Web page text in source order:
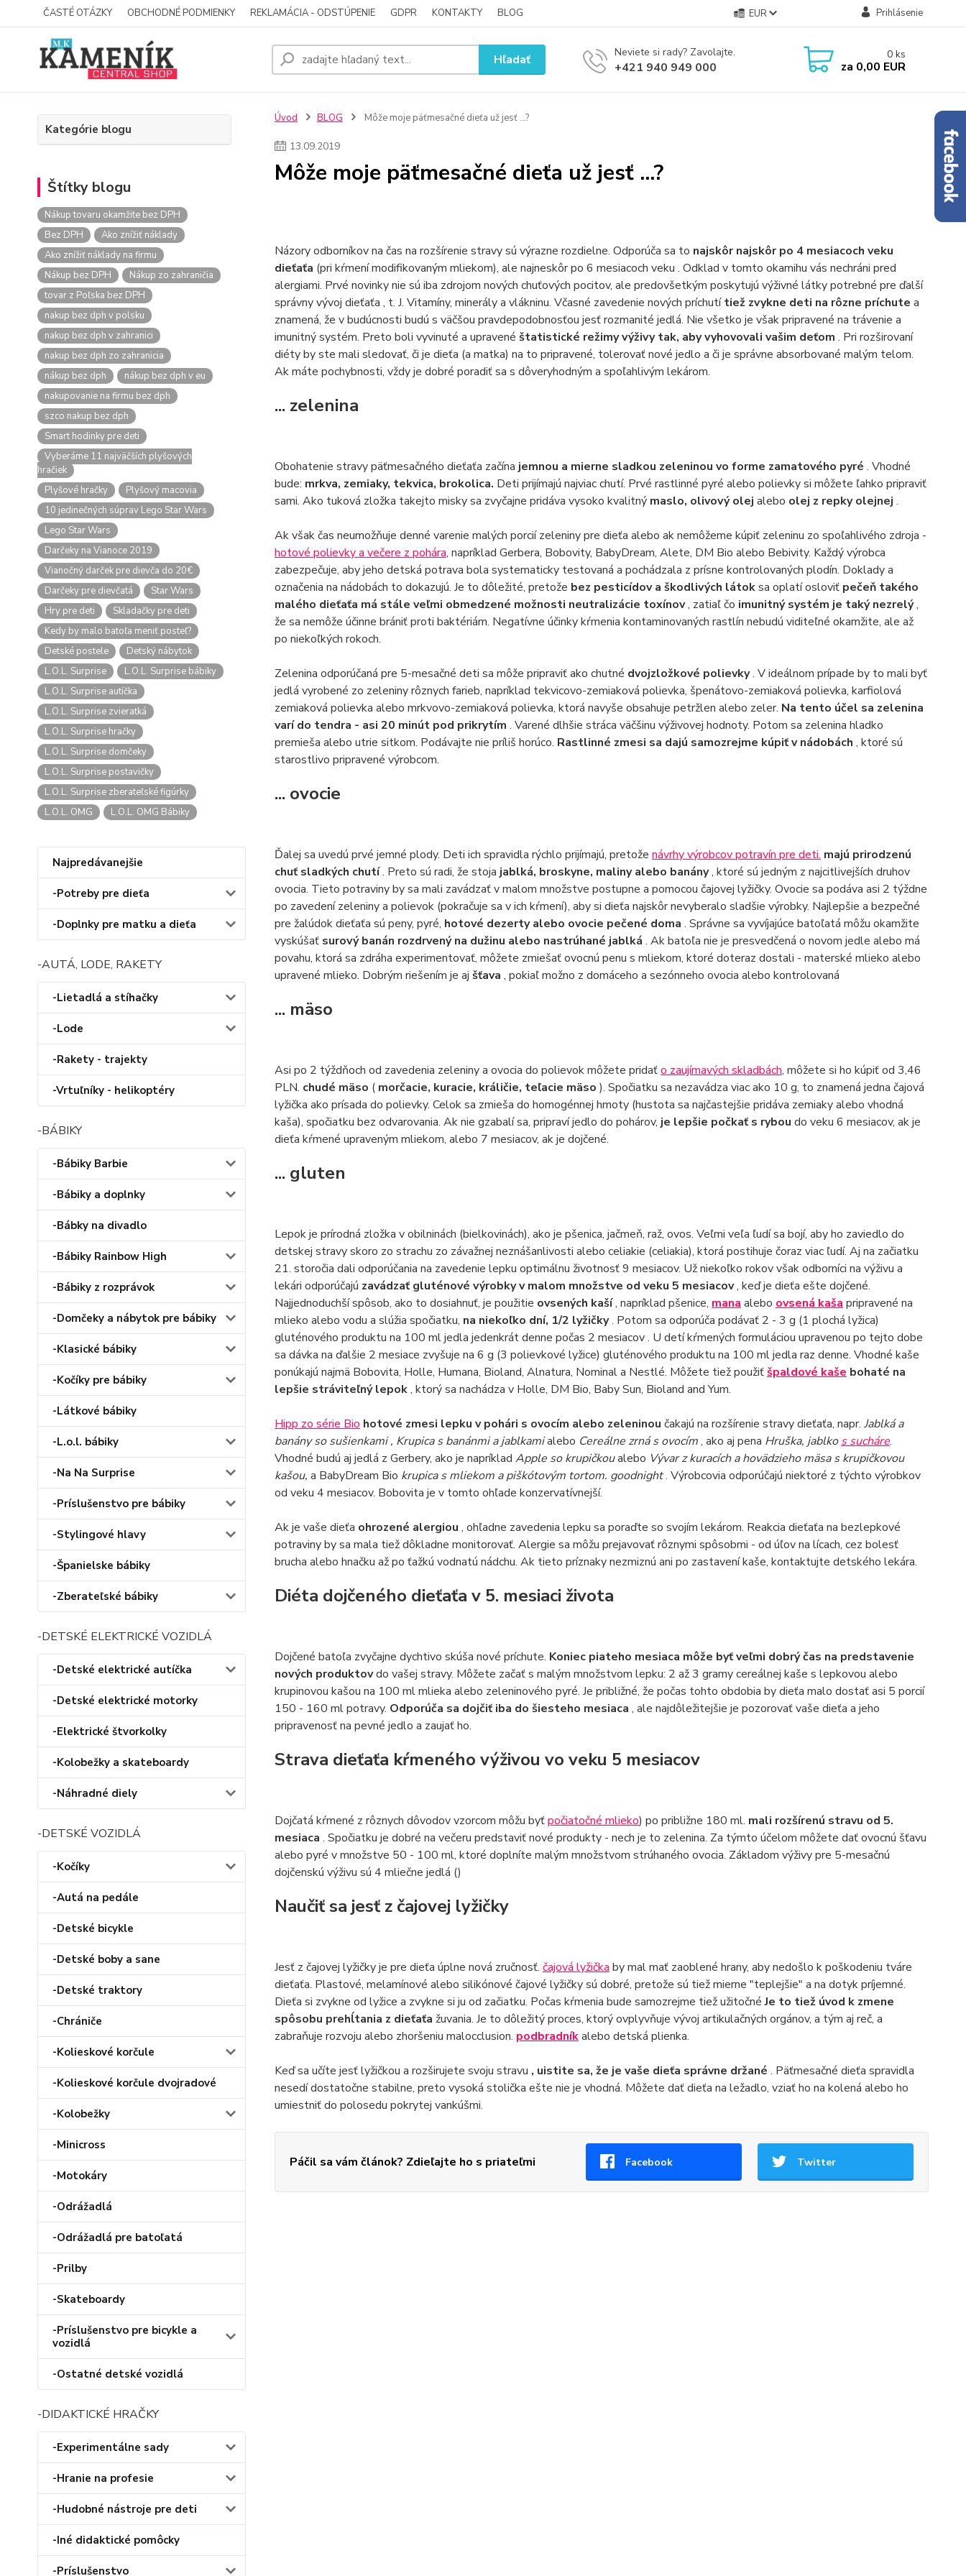
ČASTÉ OTÁZKY OBCHODNÉ PODMIENKY REKLAMÁCIA - ODSTÚPENIE GDPR KONTAKTY BLOG EUR Prihlásenie
Hľadať Neviete si rady? Zavolajte.
+421 940 949 000
0 ks
za 0,00 EUR
Kategórie blogu
Štítky blogu
Nákup tovaru okamžite bez DPH
Bez DPH
Ako znížiť náklady
Ako znížiť náklady na firmu
Nákup bez DPH
Nákup zo zahraničia
tovar z Poľska bez DPH
nakup bez dph v polsku
nakup bez dph v zahranici
nakup bez dph zo zahranicia
nákup bez dph
nákup bez dph v eu
nakupovanie na firmu bez dph
szco nakup bez dph
Smart hodinky pre deti
Vyberáme 11 najväčších plyšových
hračiek
Plyšové hračky
Plyšový macovia
10 jedinečných súprav Lego Star Wars
Lego Star Wars
Darčeky na Vianoce 2019
Vianočný darček pre dievča do 20€
Darčeky pre dievčatá
Star Wars
Hry pre deti
Skladačky pre deti
Kedy by malo batoľa meniť posteľ?
Detské postele
Detský nábytok
L.O.L. Surprise
L.O.L. Surprise bábiky
L.O.L. Surprise autíčka
L.O.L. Surprise zvieratká
L.O.L. Surprise hračky
L.O.L. Surprise domčeky
L.O.L. Surprise postavičky
L.O.L. Surprise zberateľské figúrky
L.O.L. OMG
L.O.L. OMG Bábiky
Najpredávanejšie
-Potreby pre dieťa
-Doplnky pre matku a dieťa
-AUTÁ, LODE, RAKETY
-Lietadlá a stíhačky
-Lode
-Rakety - trajekty
-Vrtuľníky - helikoptéry
-BÁBIKY
-Bábiky Barbie
-Bábiky a doplnky
-Bábky na divadlo
-Bábiky Rainbow High
-Bábiky z rozprávok
-Domčeky a nábytok pre bábiky
-Klasické bábiky
-Kočíky pre bábiky
-Látkové bábiky
-L.o.l. bábiky
-Na Na Surprise
-Príslušenstvo pre bábiky
-Stylingové hlavy
-Španielske bábiky
-Zberateľské bábiky
-DETSKÉ ELEKTRICKÉ VOZIDLÁ
-Detské elektrické autíčka
-Detské elektrické motorky
-Elektrické štvorkolky
-Kolobežky a skateboardy
-Náhradné diely
-DETSKÉ VOZIDLÁ
-Kočíky
-Autá na pedále
-Detské bicykle
-Detské boby a sane
-Detské traktory
-Chrániče
-Kolieskové korčule
-Kolieskové korčule dvojradové
-Kolobežky
-Minicross
-Motokáry
-Odrážadlá
-Odrážadlá pre batoľatá
-Prilby
-Skateboardy
-Príslušenstvo pre bicykle a
vozidlá
-Ostatné detské vozidlá
-DIDAKTICKÉ HRAČKY
-Experimentálne sady
-Hranie na profesie
-Hudobné nástroje pre deti
-Iné didaktické pomôcky
-Príslušenstvo
Úvod BLOG Môže moje päťmesačné dieťa už jesť ...?
13.09.2019
Môže moje päťmesačné dieťa už jesť ...?
Názory odborníkov na čas na rozšírenie stravy sú výrazne rozdielne. Odporúča sa to najskôr najskôr po 4 mesiacoch veku
dieťaťa (pri kŕmení modifikovaným mliekom), ale najneskôr po 6 mesiacoch veku . Odklad v tomto okamihu vás nechráni pred
alergiami. Prvé novinky nie sú iba zdrojom nových chuťových pocitov, ale predovšetkým poskytujú výživné látky potrebné pre ďalší
správny vývoj dieťaťa , t. J. Vitamíny, minerály a vlákninu. Včasné zavedenie nových príchutítiež zvykne deti na rôzne príchute a
znamená, že v budúcnosti budú s väčšou pravdepodobnosťou jesť rozmanité jedlá. Nie všetko je však pripravené na trávenie a
imunitný systém. Preto boli vyvinuté a upravené štatistické režimy výživy tak, aby vyhovovali vašim deťom . Pri rozširovaní
diéty by ste mali sledovať, či je dieťa (a matka) na to pripravené, tolerovať nové jedlo a či je správne absorbované malým telom.
Ak máte pochybnosti, vždy je dobré poradiť sa s dôveryhodným a spoľahlivým lekárom.
... zelenina
Obohatenie stravy päťmesačného dieťaťa začína jemnou a mierne sladkou zeleninou vo forme zamatového pyré . Vhodné
bude: mrkva, zemiaky, tekvica, brokolica. Deti prijímajú najviac chutí. Prvé rastlinné pyré alebo polievky si môžete ľahko pripraviť
sami. Ako tuková zložka takejto misky sa zvyčajne pridáva vysoko kvalitný maslo, olivový olej alebo olej z repky olejnej .
Ak však čas neumožňuje denné varenie malých porcií zeleniny pre dieťa alebo ak nemôžeme kúpiť zeleninu zo spoľahlivého zdroja -
hotové polievky a večere z pohára, napríklad Gerbera, Bobovity, BabyDream, Alete, DM Bio alebo Bebivity. Každý výrobca
zabezpečuje, aby jeho detská potrava bola systematicky testovaná a pochádzala z prísne kontrolovaných plodín. Doklady a
označenia na nádobách to dokazujú. Je to dôležité, pretože bez pesticídov a škodlivých látoksa oplatí osloviť pečeň takého
malého dieťaťa má stále veľmi obmedzené možnosti neutralizácie toxínov, zatiaľ čo imunitný systém je taký nezrelý,
že sa nemôže účinne brániť proti baktériám. Negatívne účinky kŕmenia kontaminovaných rastlín nebudú viditeľné okamžite, ale až
po niekoľkých rokoch.
Zelenina odporúčaná pre 5-mesačné deti sa môže pripraviť ako chutné dvojzložkové polievky. V ideálnom prípade by to mali byť
jedlá vyrobené zo zeleniny rôznych farieb, napríklad tekvicovo-zemiaková polievka, špenátovo-zemiaková polievka, karfiolová
zemiaková polievka alebo mrkvovo-zemiaková polievka, ktorá navyše obsahuje petržlen alebo zeler. Na tento účel sa zelenina
varí do tendra - asi 20 minút pod prikrytím . Varené dlhšie stráca väčšinu výživovej hodnoty. Potom sa zelenina hladko
premieša alebo utrie sitkom. Podávajte nie príliš horúco. Rastlinné zmesi sa dajú samozrejme kúpiť v nádobách , ktoré sú
starostlivo pripravené výrobcom.
... ovocie
Ďalej sa uvedú prvé jemné plody. Deti ich spravidla rýchlo prijímajú, pretože návrhy výrobcov potravín pre deti. majú prirodzenú
chuť sladkých chutí. Preto sú radi, že stoja jablká, broskyne, maliny alebo banány, ktoré sú jedným z najcitlivejších druhov
ovocia. Tieto potraviny by sa mali zavádzať v malom množstve postupne a pomocou čajovej lyžičky. Ovocie sa podáva asi 2 týždne
po zavedení zeleniny a polievok (pokračuje sa v ich kŕmení), aby si dieťa najskôr nevyberalo sladšie výrobky. Najlepšie a bezpečné
pre žalúdok dieťaťa sú peny, pyré, hotové dezerty alebo ovocie pečené doma . Správne sa vyvíjajúce batoľatá môžu okamžite
vyskúšať surový banán rozdrvený na dužinu alebo nastrúhané jablká . Ak batoľa nie je presvedčená o novom jedle alebo má
povahu, ktorá sa zdráha experimentovať, môžete zmiešať ovocnú penu s mliekom, ktoré doteraz dostali - materské mlieko alebo
upravené mlieko. Dobrým riešením je aj šťava , pokiaľ možno z domáceho a sezónneho ovocia alebo kontrolovaná
... mäso
Asi po 2 týždňoch od zavedenia zeleniny a ovocia do polievok môžete pridaťo zaujímavých skladbách, môžete si ho kúpiť od 3,46
PLN. chudé mäso (morčacie, kuracie, králičie, teľacie mäso ). Spočiatku sa nezavádza viac ako 10 g, to znamená jedna čajová
lyžička ako prísada do polievky. Celok sa zmieša do homogénnej hmoty (hustota sa najčastejšie pridáva zemiaky alebo vhodná
kaša), spočiatku bez odvarovania. Ak nie gzabalí sa, pripraví jedlo do pohárov, je lepšie počkať s rybou do veku 6 mesiacov, ak je
dieťa kŕmené upraveným mliekom, alebo 7 mesiacov, ak je dojčené.
... gluten
Lepok je prírodná zložka v obilninách (bielkovinách), ako je pšenica, jačmeň, raž, ovos. Veľmi veľa ľudí sa bojí, aby ho zaviedlo do
detskej stravy skoro zo strachu zo závažnej neznášanlivosti alebo celiakie (celiakia), ktorá postihuje čoraz viac ľudí. Aj na začiatku
21. storočia dali odporúčania na zavedenie lepku optimálnu životnosť 9 mesiacov. Už niekoľko rokov však odborníci na výživu a
lekári odporúčajú zavádzať gluténové výrobky v malom množstve od veku 5 mesiacov, keď je dieťa ešte dojčené.
Najjednoduchší spôsob, ako to dosiahnuť, je použitie ovsených kaší, napríklad pšenice, mana alebo ovsená kaša pripravené na
mlieko alebo vodu a slúžia spočiatku, na niekoľko dní, 1/2 lyžičky. Potom sa odporúča podávať 2 - 3 g (1 plochá lyžica)
gluténového produktu na 100 ml jedla jedenkrát denne počas 2 mesiacov . U detí kŕmených formuláciou upravenou po tejto dobe
sa dávka na ďalšie 2 mesiace zvyšuje na 6 g (3 polievkové lyžice) gluténového produktu na 100 ml jedla raz denne. Vhodné kaše
ponúkajú najmä Bobovita, Holle, Humana, Bioland, Alnatura, Nominal a Nestlé. Môžete tiež použiťšpaldové kaše bohaté na
lepšie stráviteľný lepok, ktorý sa nachádza v Holle, DM Bio, Baby Sun, Bioland and Yum.
Hipp zo série Bio hotové zmesi lepku v pohári s ovocím alebo zeleninou čakajú na rozšírenie stravy dieťaťa, napr. Jablká a
banány so sušienkami , Krupica s banánmi a jablkamialebo Cereálne zrná s ovocím, ako aj pena Hruška, jablkos sucháre.
Vhodné budú aj jedlá z Gerbery, ako je napríklad Apple so krupičkoualebo Vývar z kuracích a hovädzieho mäsa s krupičkovou
kašou, a BabyDream Bio krupica s mliekom a piškótovým tortom. goodnight. Výrobcovia odporúčajú niektoré z týchto výrobkov
od veku 4 mesiacov. Bobovita je v tomto ohľade konzervatívnejší.
Ak je vaše dieťa ohrozené alergiou , ohľadne zavedenia lepku sa poraďte so svojím lekárom. Reakcia dieťaťa na bezlepkové
potraviny by sa mala tiež dôkladne monitorovať. Alergie sa môžu prejavovať rôznymi spôsobmi - od úľov na lícach, cez bolesť
brucha alebo hnačku až po ťažkú vodnatú nádchu. Ak tieto príznaky nezmiznú ani po zastavení kaše, kontaktujte detského lekára.
Diéta dojčeného dieťaťa v 5. mesiaci života
Dojčené batoľa zvyčajne dychtivo skúša nové príchute. Koniec piateho mesiaca môže byť veľmi dobrý čas na predstavenie
nových produktovdo vašej stravy. Môžete začať s malým množstvom lepku: 2 až 3 gramy cereálnej kaše s lepkovou alebo
krupinovou kašou na 100 ml mlieka alebo zeleninového pyré. Je približné, že počas tohto obdobia by dieťa malo dostať asi 5 porcií
150 - 160 ml potravy. Odporúča sa dojčiť iba do šiesteho mesiaca , ale najdôležitejšie je pozorovať vaše dieťa a jeho
pripravenosť na pevné jedlo a zaujať ho.
Strava dieťaťa kŕmeného výživou vo veku 5 mesiacov
Dojčatá kŕmené z rôznych dôvodov vzorcom môžu byťpočiatočné mlieko) po približne 180 ml. mali rozšírenú stravu od 5.
mesiaca . Spočiatku je dobré na večeru predstaviť nové produkty - nech je to zelenina. Za týmto účelom môžete dať ovocnú šťavu
alebo pyré v množstve 50 - 100 ml, ktoré doplníte malým množstvom strúhaného ovocia. Základom výživy pre 5-mesačnú
dojčenskú výživu sú 4 mliečne jedlá ()
Naučiť sa jesť z čajovej lyžičky
Jesť z čajovej lyžičky je pre dieťa úplne nová zručnosť. čajová lyžička by mal mať zaoblené hrany, aby nedošlo k poškodeniu tváre
dieťaťa. Plastové, melamínové alebo silikónové čajové lyžičky sú dobré, pretože sú tiež mierne "teplejšie" a na dotyk príjemné.
Dieťa si zvykne od lyžice a zvykne si ju od začiatku. Počas kŕmenia bude samozrejme tiež užitočnéJe to tiež úvod k zmene
spôsobu prehĺtania z dieťaťa žuvania. Je to dôležitý proces, ktorý ovplyvňuje vývoj artikulačných orgánov, a tým aj reč, a
zabraňuje rozvoju alebo zhoršeniu malocclusion. podbradníkalebo detská plienka.
Keď sa učíte jesť lyžičkou a rozširujete svoju stravu , uistite sa, že je vaše dieťa správne držané . Päťmesačné dieťa spravidla
nesedí dostatočne stabilne, preto vysoká stolička ešte nie je vhodná. Môžete dať dieťa na ležadlo, vziať ho na kolená alebo ho
umiestniť do polosedu pokrytej vankúšmi.
Páčil sa vám článok? Zdieľajte ho s priateľmi Facebook Twitter